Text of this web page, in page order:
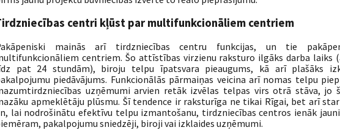
centri kļūst par multifunkcionāliem centriem
mainās arī tirdzniecības centru funkcijas, un tie
centriem. Šo attīstības virzienu raksturo ilgāks darba laiks
pat 24 stundām), biroju telpu īpatsvara pieaugums, kā arī plašāks
piedāvājums. Funkcionālās pārmaiņas veicina arī nomas telpu
uzņēmumi arvien retāk izvēlas telpas virs otrā stāva, jo
apmeklētāju plūsmu. Šī tendence ir raksturīga ne tikai Rīgai, bet arī
lai nodrošinātu efektīvu telpu izmantošanu, tirdzniecības centros ienāk
pakalpojumu sniedzēji, biroji vai izklaides uzņēmumi.